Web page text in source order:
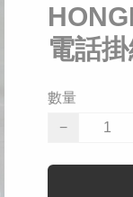
電話
數量
−